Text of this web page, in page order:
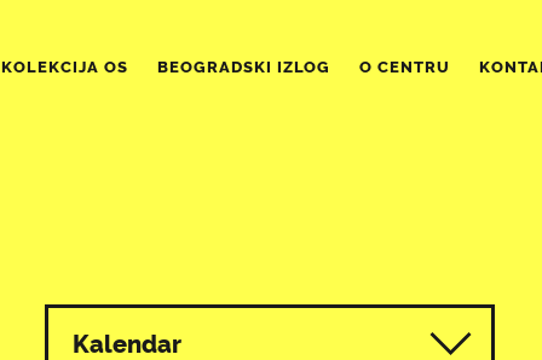
KOLEKCIJA OS BEOGRADSKI IZLOG O CENTRU
Kalendar